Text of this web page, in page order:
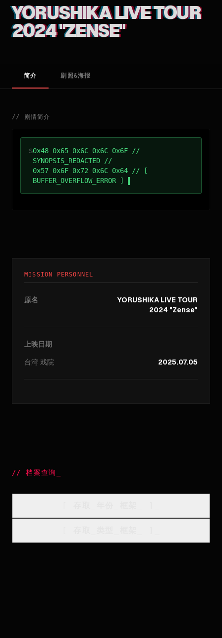
YORUSHIKA LIVE TOUR
2024 "ZENSE"
简介 剧照&海报
// 剧情简介
$0x48 0x65 0x6C 0x6C 0x6F //
SYNOPSIS_REDACTED //
0x57 0x6F 0x72 0x6C 0x64 // [
BUFFER_OVERFLOW_ERROR ]
MISSION PERSONNEL
原名
YORUSHIKA LIVE TOUR
2024 "Zense"
上映日期
台湾 戏院 2025.07.05
//档案查询